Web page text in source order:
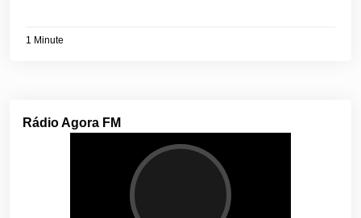
1 Minute
Rádio Agora FM